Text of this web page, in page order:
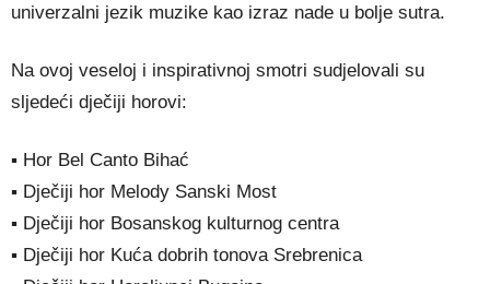
univerzalni jezik muzike kao izraz nade u bolje sutra.
Na ovoj veseloj i inspirativnoj smotri sudjelovali su
sljedeći dječiji horovi:
▪ Hor Bel Canto Bihać
▪ Dječiji hor Melody Sanski Most
▪ Dječiji hor Bosanskog kulturnog centra
▪ Dječiji hor Kuća dobrih tonova Srebrenica